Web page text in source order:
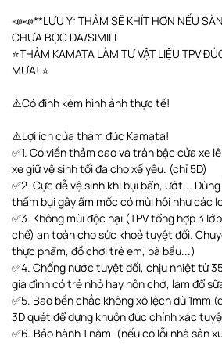
📣📣**LƯU Ý: THẢM SẼ KHÍT HƠN NẾU
CHƯA BỌC DA/SIMILI
⭐️THẢM KAMATA LÀM TỪ VẬT LIỆU TPV
MƯA! ⭐️
⚠️Có đính kèm hình ảnh thực tế!
⚠️Lợi ích của thảm đúc Kamata!
✅1. Có viền thảm cao và tràn bậc cửa xe
xe giữ vệ sinh tối đa cho xế yêu. (chỉ 5D)
✅2. Cực dễ vệ sinh khi bụi bẩn, ướt...
thấm bụi gây ẩm mốc có mùi hôi như các
✅3. Không mùi độc hại (TPV tổng hợp 3
chế) an toàn cho sức khoẻ tuyệt đối.
thực phẩm, đồ chơi trẻ em, bà bầu...)
✅4. Chống nước tuyệt đối, chịu nhiệt từ
gia đình có trẻ nhỏ hay nôn chớ, làm đổ
✅5. Bao bền chắc không xô lệch dù 1mm
3D quét để dựng khuôn đúc chính xác
✅6. Bảo hành 1 năm. (nếu có lỗi nhà sản